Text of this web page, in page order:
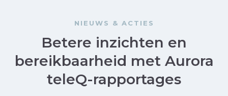
NIEUWS & ACTIES
Betere inzichten en
bereikbaarheid met Aurora
teleQ-rapportages